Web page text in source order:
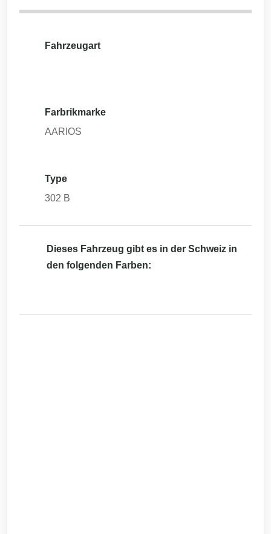
Fahrzeugart
Farbrikmarke
AARIOS
Type
302 B
Dieses Fahrzeug gibt es in der Schweiz in
den folgenden Farben: